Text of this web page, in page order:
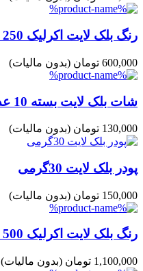
رنگ بلک لایت اکرلیک 250 گرمی
600,000 تومان (بدون مالیات)
شات بلک لایت بسته 10 عددی
130,000 تومان (بدون مالیات)
پودر بلک لایت 30گرمی
150,000 تومان (بدون مالیات)
رنگ بلک لایت اکرلیک 500 گرمی
1,100,000 تومان (بدون مالیات)